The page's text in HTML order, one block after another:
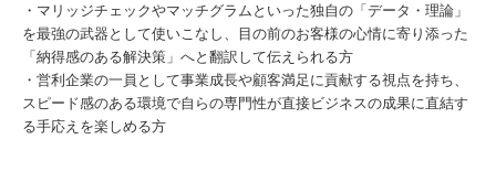
・マリッジチェックやマッチグラムといった独自の「データ・理論」
を最強の武器として使いこなし、目の前のお客様の心情に寄り添った
「納得感のある解決策」へと翻訳して伝えられる方
・営利企業の一員として事業成長や顧客満足に貢献する視点を持ち、
スピード感のある環境で自らの専門性が直接ビジネスの成果に直結す
る手応えを楽しめる方